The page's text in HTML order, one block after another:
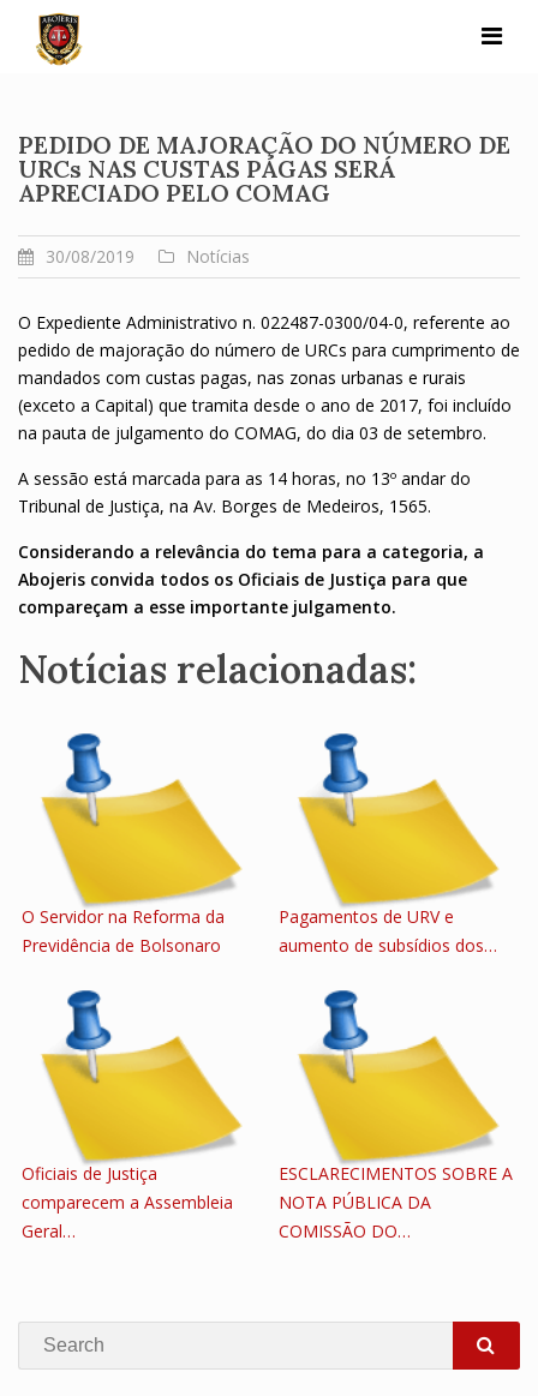
content
PEDIDO DE MAJORAÇÃO DO NÚMERO DE
URCs NAS CUSTAS PAGAS SERÁ
APRECIADO PELO COMAG
30/08/2019 Notícias
O Expediente Administrativo n. 022487-0300/04-0, referente ao
pedido de majoração do número de URCs para cumprimento de
mandados com custas pagas, nas zonas urbanas e rurais
(exceto a Capital) que tramita desde o ano de 2017, foi incluído
na pauta de julgamento do COMAG, do dia 03 de setembro.
A sessão está marcada para as 14 horas, no 13º andar do
Tribunal de Justiça, na Av. Borges de Medeiros, 1565.
Considerando a relevância do tema para a categoria, a
Abojeris convida todos os Oficiais de Justiça para que
compareçam a esse importante julgamento.
Notícias relacionadas:
O Servidor na Reforma da
Previdência de Bolsonaro
Pagamentos de URV e
aumento de subsídios dos…
Oficiais de Justiça
comparecem a Assembleia
Geral…
ESCLARECIMENTOS SOBRE A
NOTA PÚBLICA DA
COMISSÃO DO…
Search